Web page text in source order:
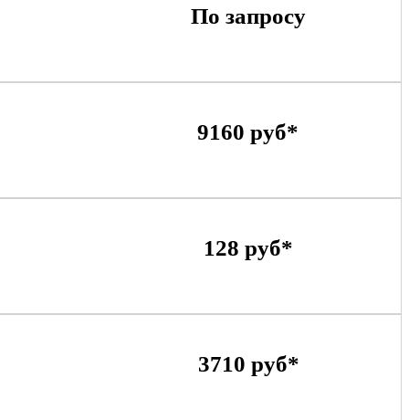
По запросу
9160 руб*
128 руб*
3710 руб*